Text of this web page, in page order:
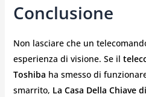
Conclusione
Non lasciare che un
esperienza di visione. Se il
Toshiba ha smesso di
smarrito, La Casa Della Chiave